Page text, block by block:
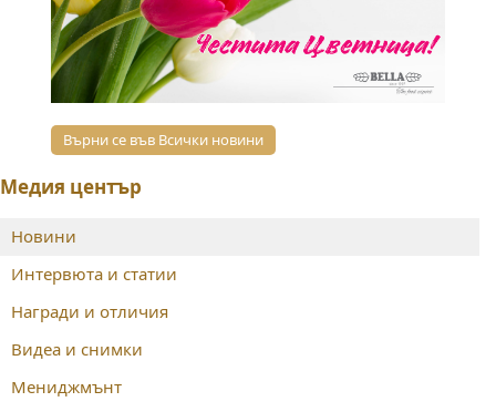
Върни се във Всички новини
Медия център
Новини
Интервюта и статии
Награди и отличия
Видеа и снимки
Мениджмънт